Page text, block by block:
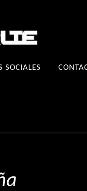
SOCIALES